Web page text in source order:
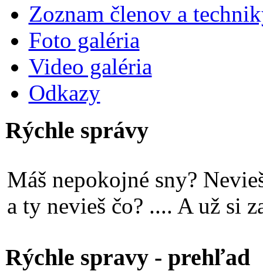
Zoznam členov a
Foto galéria
Video galéria
Odkazy
Rýchle správy
Máš nepokojné sny?
a ty nevieš čo? .... A už si
Rýchle spravy - prehľad